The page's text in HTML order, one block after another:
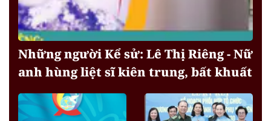
Những người Kể sử: Lê Thị Riêng - Nữ
anh hùng liệt sĩ kiên trung, bất khuất